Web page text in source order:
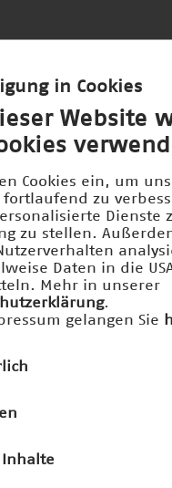
und
Deutschen
damit verbundenen
in Cookies
Website
Cookies ein, um
fortlaufend zu
Dienste
zu stellen.
Daten in die
Mehr in unserer
.
gelangen Sie
Inhalte